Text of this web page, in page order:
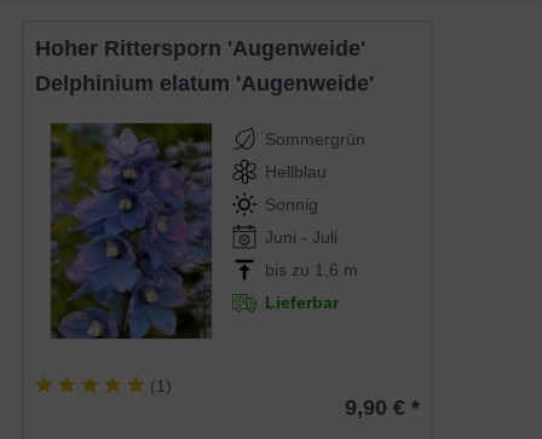
Hoher Rittersporn 'Augenweide'
Delphinium elatum 'Augenweide'
Sommergrün
Hellblau
Sonnig
Juni - Juli
bis zu 1,6 m
Lieferbar
(1)
9,90 € *